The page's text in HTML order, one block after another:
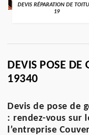
DEVIS RÉPARATION DE
19
DEVIS POSE DE
19340
Devis de pose de
: rendez-vous sur
l’entreprise